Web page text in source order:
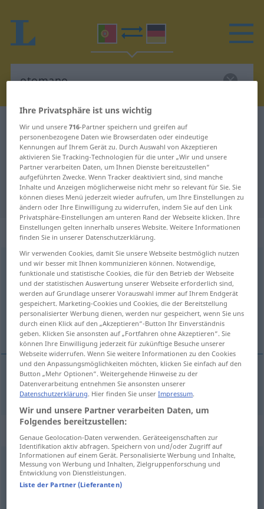
Portugiesisch-Deutsch Wörterbuch
Portugiesisch-Deutsch
Übersetzung für "otomano"
"otomano" Deutsch Übersetzung
„otomano“
otomano [ɔtɔˈmɜnu]
Übersicht aller Übersetzungen
(Für mehr Details die Übersetzung anklicken/antippen)
osmanisch
osmanisch otomano HIST
Synonyme für "otomano"
turco
Ihre Privatsphäre ist uns wichtig
Wir und unsere716-Partner speichern und greifen auf
personenbezogene Daten wie Browserdaten oder eindeutige
Kennungen auf Ihrem Gerät zu. Durch Auswahl von Akzeptieren
aktivieren Sie Tracking-Technologien für die unter „Wir und unsere
Partner verarbeiten Daten, um Ihnen Dienste bereitzustellen“
aufgeführten Zwecke. Wenn Tracker deaktiviert sind, sind manche
Inhalte und Anzeigen möglicherweise nicht mehr so relevant für Sie. Sie
können dieses Menü jederzeit wieder aufrufen, um Ihre Einstellungen zu
ändern oder Ihre Einwilligung zu widerrufen, indem Sie auf den Link
Privatsphäre-Einstellungen am unteren Rand der Webseite klicken. Ihre
Einstellungen gelten innerhalb unseres Website. Weitere Informationen
finden Sie in unserer Datenschutzerklärung.
Wir verwenden Cookies, damit Sie unsere Webseite bestmöglich nutzen
und wir besser mit Ihnen kommunizieren können. Notwendige,
funktionale und statistische Cookies, die für den Betrieb der Webseite
und der statistischen Auswertung unserer Webseite erforderlich sind,
werden auf Grundlage unserer Vorauswahl immer auf Ihrem Endgerät
gespeichert. Marketing-Cookies und Cookies, die der Bereitstellung
personalisierter Werbung dienen, werden nur gespeichert, wenn Sie uns
durch einen Klick auf den „Akzeptieren“-Button Ihr Einverständnis
geben. Klicken Sie ansonsten auf „Fortfahren ohne Akzeptieren“. Sie
können Ihre Einwilligung jederzeit für zukünftige Besuche unserer
Webseite widerrufen. Wenn Sie weitere Informationen zu den Cookies
und den Anpassungsmöglichkeiten möchten, klicken Sie einfach auf den
Button „Mehr Optionen“. Weitergehende Hinweise zu der
Datenverarbeitung entnehmen Sie ansonsten unserer
Datenschutzerklärung. Hier finden Sie unserImpressum.
Wir und unsere Partner verarbeiten Daten, um
Folgendes bereitzustellen:
Genaue Geolocation-Daten verwenden. Geräteeigenschaften zur
Identifikation aktiv abfragen. Speichern von und/oder Zugriff auf
Informationen auf einem Gerät. Personalisierte Werbung und Inhalte,
Messung von Werbung und Inhalten, Zielgruppenforschung und
Entwicklung von Dienstleistungen.
Liste der Partner (Lieferanten)